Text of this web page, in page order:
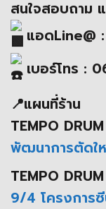
สนใจสอบถาม
แอดLine@ :
เบอร์โทร :
📍แผนที่ร้าน
TEMPO
พัฒนาการตัดใ
TEMPO
9/4 โครงการซี